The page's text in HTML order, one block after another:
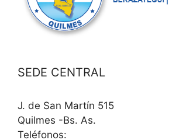
SEDE CENTRAL
J. de San Martín 515
Quilmes -Bs. As.
Teléfonos: